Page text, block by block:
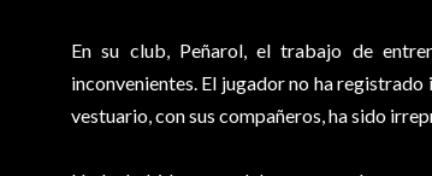
En su club, Peñarol, el trabajo de
inconvenientes. El jugador no ha
vestuario, con sus compañeros, ha sido